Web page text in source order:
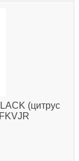
(цитрус